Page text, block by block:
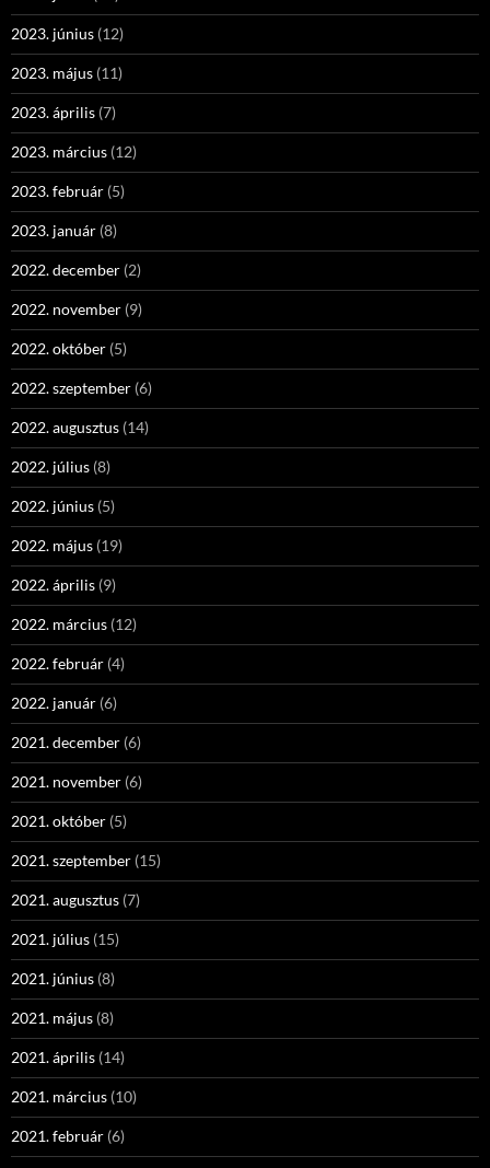
2023. június (12)
2023. május (11)
2023. április (7)
2023. március (12)
2023. február (5)
2023. január (8)
2022. december (2)
2022. november (9)
2022. október (5)
2022. szeptember (6)
2022. augusztus (14)
2022. július (8)
2022. június (5)
2022. május (19)
2022. április (9)
2022. március (12)
2022. február (4)
2022. január (6)
2021. december (6)
2021. november (6)
2021. október (5)
2021. szeptember (15)
2021. augusztus (7)
2021. július (15)
2021. június (8)
2021. május (8)
2021. április (14)
2021. március (10)
2021. február (6)